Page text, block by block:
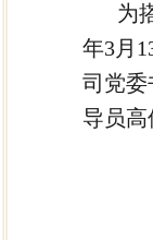
为
年3月
司党委
导员